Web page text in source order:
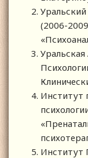
(2006-
Институт
Институт